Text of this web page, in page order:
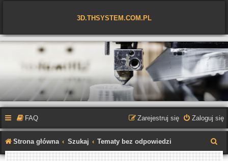
3D.THSYSTEM.COM.PL
FAQ Zaloguj się
Zarejestruj się
Strona główna Szukaj Tematy bez odpowiedzi
z